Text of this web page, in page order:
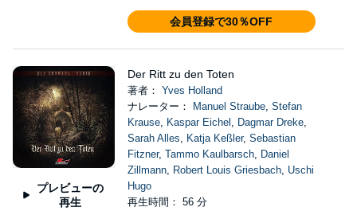
会員登録で30％OFF
プレビューの
再生
Der Ritt zu den Toten
著者： Yves Holland
ナレーター：
Manuel Straube, Stefan
Krause, Kaspar Eichel , Dagmar Dreke,
Sarah Alles, Katja Keßler, Sebastian
Fitzner, Tammo Kaulbarsch, Daniel
Zillmann, Robert Louis Griesbach, Uschi
Hugo
再生時間： 56 分